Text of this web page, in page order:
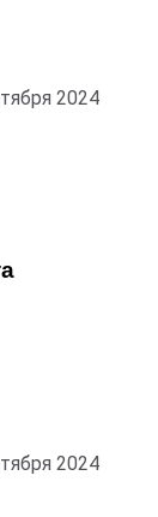
2024
2024